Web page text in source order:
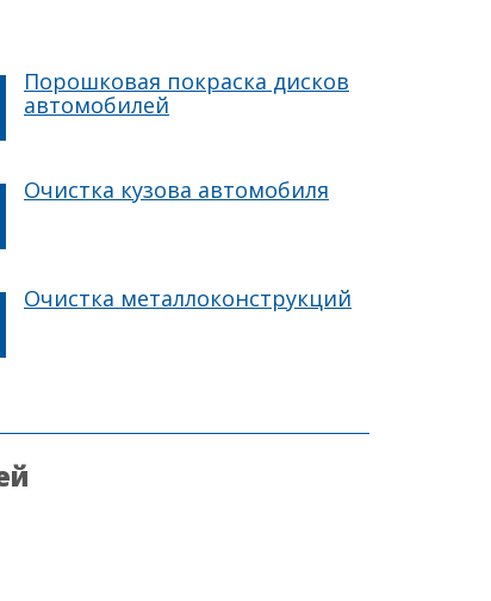
Порошковая покраска дисков
автомобилей
Очистка кузова автомобиля
Очистка металлоконструкций